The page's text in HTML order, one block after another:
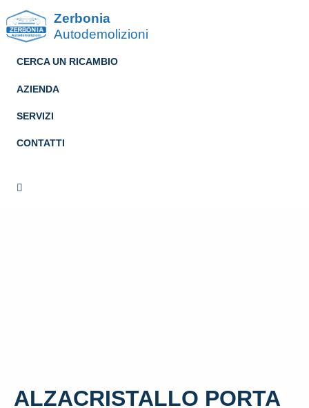
Zerbonia
Autodemolizioni
CERCA UN RICAMBIO
AZIENDA
SERVIZI
CONTATTI
ALZACRISTALLO PORTA